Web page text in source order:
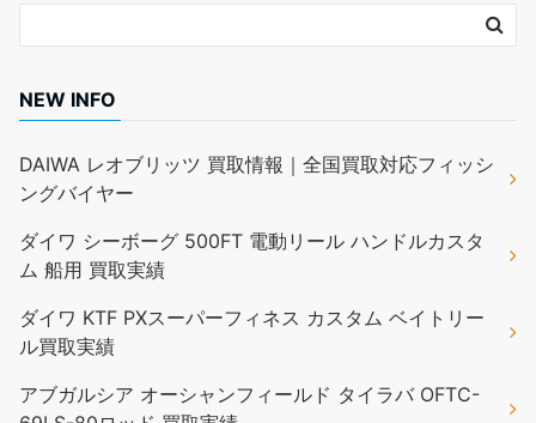
NEW INFO
DAIWA レオブリッツ 買取情報｜全国買取対応フィッシ
ングバイヤー
ダイワ シーボーグ 500FT 電動リール ハンドルカスタ
ム 船用 買取実績
ダイワ KTF PXスーパーフィネス カスタム ベイトリー
ル買取実績
アブガルシア オーシャンフィールド タイラバ OFTC-